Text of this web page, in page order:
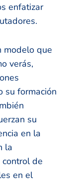
enfatizar
modelo que
verás,
su formación
su
en la
la
de
en el